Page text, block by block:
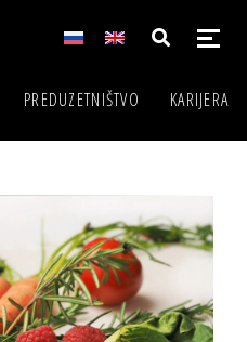
PREDUZETNIŠTVO KARIJERA